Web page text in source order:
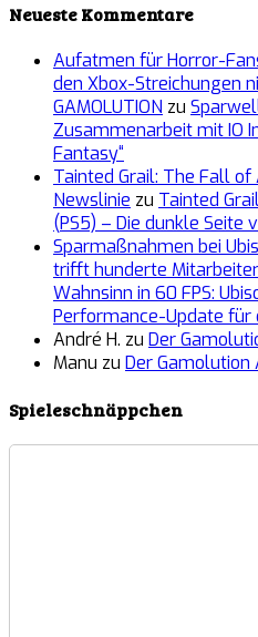
Neueste Kommentare
Aufatmen für Horror-
den Xbox-Streichungen
GAMOLUTION zu
Zusammenarbeit mit IO
Fantasy“
Tainted Grail: The Fall
Newslinie zu Tainted
(PS5) – Die dunkle Seite
Sparmaßnahmen bei
trifft hunderte Mitarbeiter
Wahnsinn in 60 FPS:
Performance-Update für
André H. zu Der
Manu zu Der
Spieleschnäppchen